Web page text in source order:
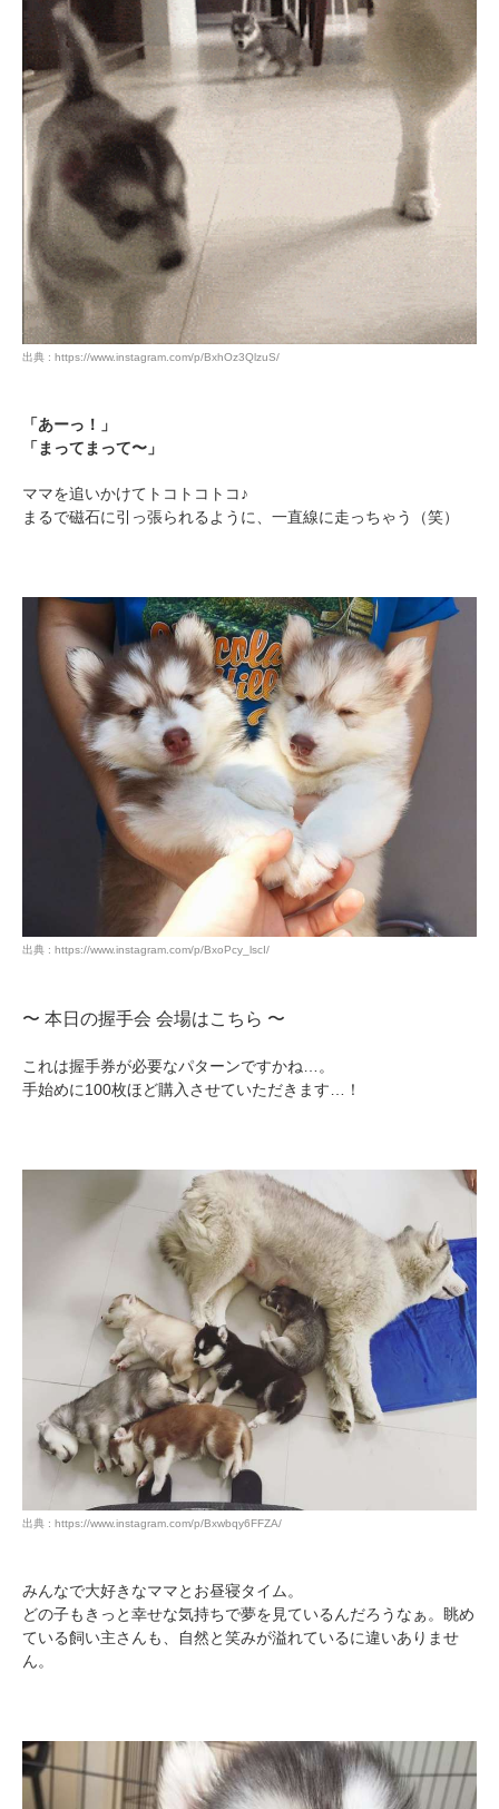
出典 : https://www.instagram.com/p/BxhOz3QlzuS/
「あーっ！」
「まってまって〜」
ママを追いかけてトコトコトコ♪
まるで磁石に引っ張られるように、一直線に走っちゃう（笑）
出典 : https://www.instagram.com/p/BxoPcy_lscI/
〜 本日の握手会 会場はこちら 〜
これは握手券が必要なパターンですかね…。
手始めに100枚ほど購入させていただきます…！
出典 : https://www.instagram.com/p/Bxwbqy6FFZA/
みんなで大好きなママとお昼寝タイム。
どの子もきっと幸せな気持ちで夢を見ているんだろうなぁ。眺め
ている飼い主さんも、自然と笑みが溢れているに違いありませ
ん。
閉じる
pecodogs
PECOアプリをダウンロード済みの方
アプリで開く